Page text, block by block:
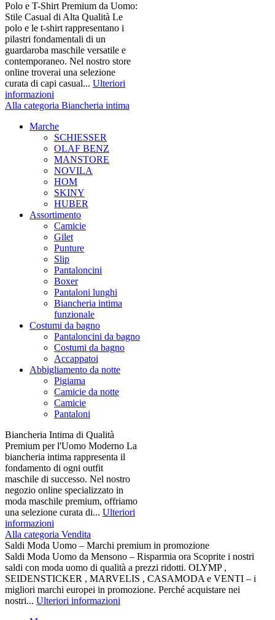
Polo e T-Shirt Premium da Uomo:
Stile Casual di Alta Qualità Le
polo e le t-shirt rappresentano i
pilastri fondamentali di un
guardaroba maschile versatile e
contemporaneo. Nel nostro store
online troverai una selezione
curata di capi casual... Ulteriori
informazioni
Alla categoria Biancheria intima
Marche
SCHIESSER
OLAF BENZ
MANSTORE
NOVILA
HOM
SKINY
HUBER
Assortimento
Camicie
Gilet
Punture
Slip
Pantaloncini
Boxer
Pantaloni lunghi
Biancheria intima
funzionale
Costumi da bagno
Pantaloncini da bagno
Costumi da bagno
Accappatoi
Abbigliamento da notte
Pigiama
Camicie da notte
Camicie
Pantaloni
Biancheria Intima di Qualità
Premium per l'Uomo Moderno La
biancheria intima rappresenta il
fondamento di ogni outfit
maschile di successo. Nel nostro
negozio online specializzato in
moda maschile premium, offriamo
una selezione curata di... Ulteriori
informazioni
Alla categoria Vendita
Saldi Moda Uomo – Marchi premium in promozione
Saldi Moda Uomo da Mensono – Risparmia ora Scoprite i nostri
saldi con moda uomo di qualità a prezzi ridotti. OLYMP ,
SEIDENSTICKER , MARVELIS , CASAMODA e VENTI – i
migliori marchi europei in promozione. Perché acquistare nei
nostri... Ulteriori informazioni